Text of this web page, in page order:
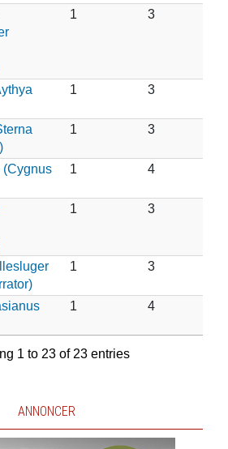
1 3
1 3
1 3
(Cygnus
1 4
1 3
1 3
1 4
1 to 23 of 23 entries
ANNONCER